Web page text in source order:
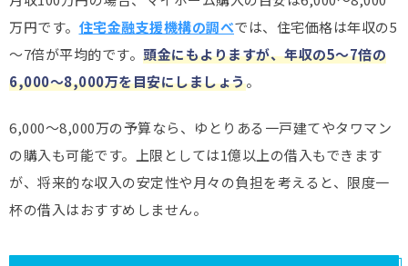
万円です。 住宅金融支援機構の調べでは、住宅価格は年収の5
～7倍が平均的です。 頭金にもよりますが、年収の5～7倍の
6,000～8,000万を目安にしましょう。
6,000～8,000万の予算なら、ゆとりある一戸建てやタワマン
の購入も可能です。上限としては1億以上の借入もできます
が、将来的な収入の安定性や月々の負担を考えると、限度一
杯の借入はおすすめしません。